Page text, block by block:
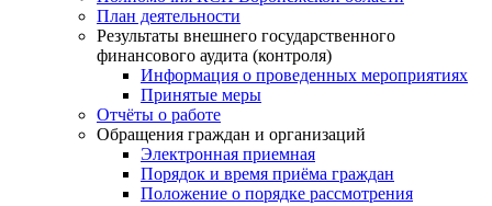
План деятельности
Результаты внешнего государственного
финансового аудита (контроля)
Информация о проведенных мероприятиях
Принятые меры
Отчёты о работе
Обращения граждан и организаций
Электронная приемная
Порядок и время приёма граждан
Положение о порядке рассмотрения